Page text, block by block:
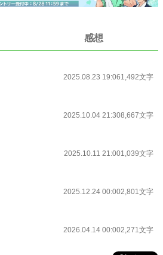
に出場する話。
件
感想
2025.08.23 19:061,492文字
2025.10.04 21:308,667文字
2025.10.11 21:001,039文字
2025.12.24 00:002,801文字
2026.04.14 00:002,271文字